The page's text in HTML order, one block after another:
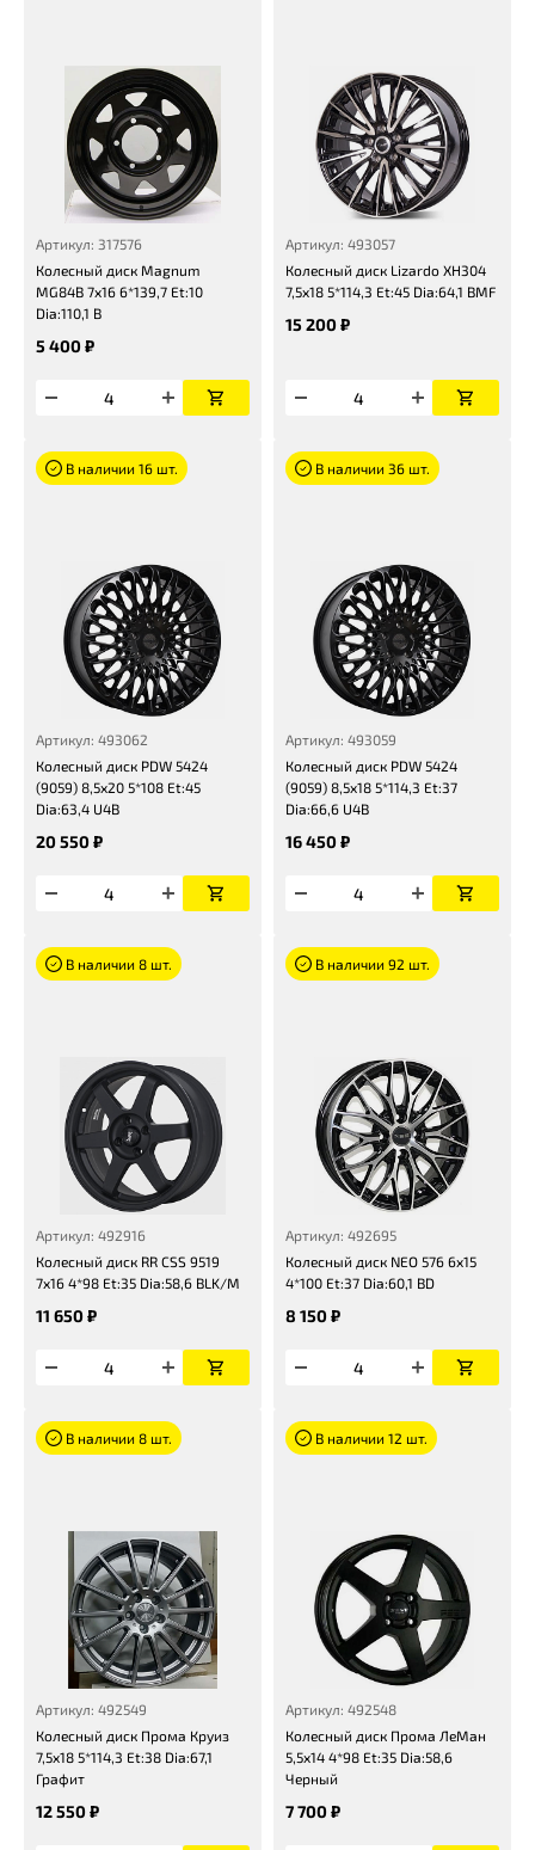
Артикул: 317576
Колесный диск Magnum
MG84B 7x16 6*139,7 Et:10
Dia:110,1 B
5 400 ₽
Артикул: 493057
Колесный диск Lizardo XH304
7,5x18 5*114,3 Et:45 Dia:64,1 BMF
15 200 ₽
В наличии 16 шт.
Артикул: 493062
Колесный диск PDW 5424
(9059) 8,5x20 5*108 Et:45
Dia:63,4 U4B
20 550 ₽
В наличии 36 шт.
Артикул: 493059
Колесный диск PDW 5424
(9059) 8,5x18 5*114,3 Et:37
Dia:66,6 U4B
16 450 ₽
В наличии 8 шт.
Артикул: 492916
Колесный диск RR CSS 9519
7x16 4*98 Et:35 Dia:58,6 BLK/M
11 650 ₽
В наличии 92 шт.
Артикул: 492695
Колесный диск NEO 576 6x15
4*100 Et:37 Dia:60,1 BD
8 150 ₽
В наличии 8 шт.
Артикул: 492549
Колесный диск Прома Круиз
7,5x18 5*114,3 Et:38 Dia:67,1
Графит
12 550 ₽
В наличии 12 шт.
Артикул: 492548
Колесный диск Прома ЛеМан
5,5x14 4*98 Et:35 Dia:58,6
Черный
7 700 ₽